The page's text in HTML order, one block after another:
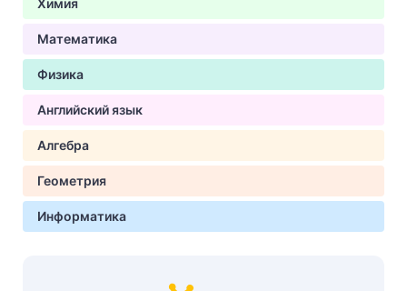
Химия
Математика
Физика
Английский язык
Алгебра
Геометрия
Информатика